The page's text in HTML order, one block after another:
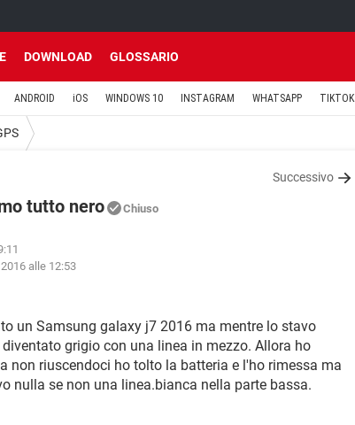
DOWNLOAD GLOSSARIO
ANDROID iOS WINDOWS 10 INSTAGRAM WHATSAPP TIKTOK
Successivo
tutto nero Chiuso
alle 12:53
un Samsung galaxy j7 2016 ma mentre lo stavo
grigio con una linea in mezzo. Allora ho
non riuscendoci ho tolto la batteria e l'ho rimessa ma
nulla se non una linea.bianca nella parte bassa.